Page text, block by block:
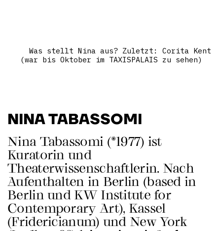
Was stellt Nina aus? Zuletzt: Corita Kent
(war bis Oktober im TAXISPALAIS zu sehen)
NINA TABASSOMI
Nina Tabassomi (*1977) ist
Kuratorin und
Theaterwissenschaftlerin. Nach
Aufenthalten in Berlin (based in
Berlin und KW Institute for
Contemporary Art), Kassel
(Fridericianum) und New York